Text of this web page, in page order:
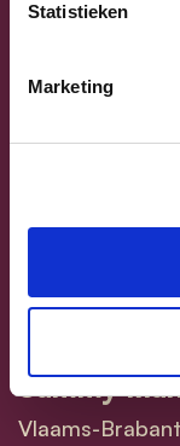
Statistieken
Marketing
Sammy
Vlaams-